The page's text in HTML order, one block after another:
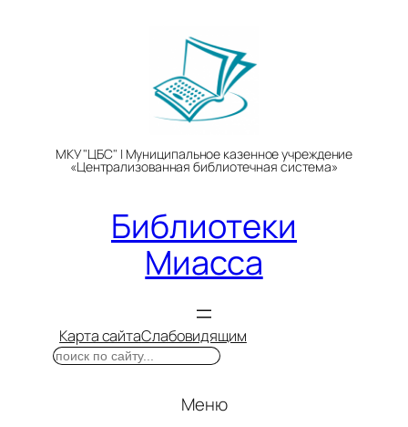
МКУ "ЦБС" | Муниципальное казенное учреждение
«Централизованная библиотечная система»
Библиотеки
Миасса
Карта сайтаСлабовидящим
Поиск
Меню